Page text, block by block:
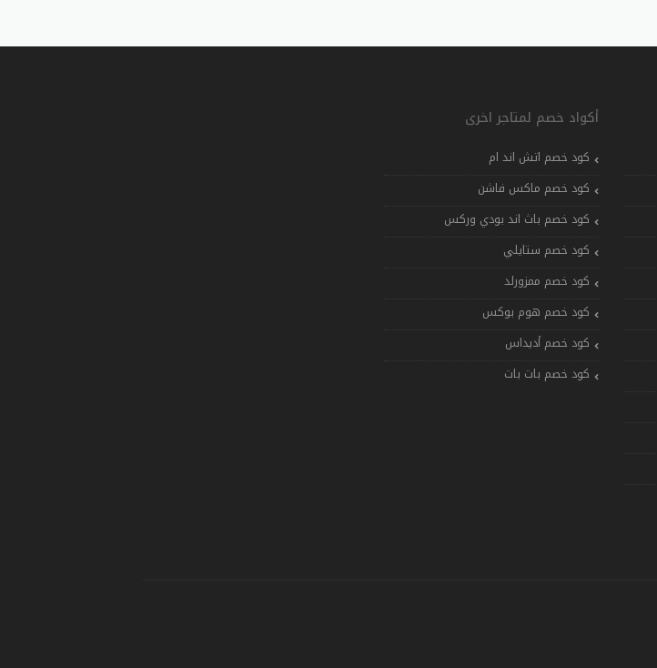
أكواد خصم لمتاجر اخرى
كود خصم اتش اند ام
كود خصم ماكس فاشن
كود خصم باث اند بودي وركس
كود خصم ستايلي
كود خصم ممزورلد
كود خصم هوم بوكس
كود خصم أديداس
كود خصم بات بات